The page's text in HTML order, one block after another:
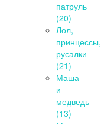
патруль
(20)
Лол,
принцессы,
русалки
(21)
Маша
и
медведь
(13)